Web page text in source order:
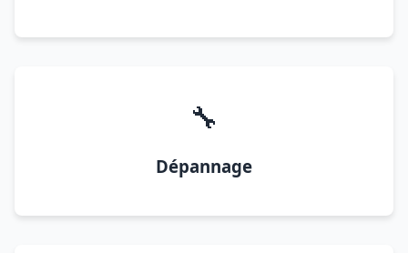
🔧
Dépannage